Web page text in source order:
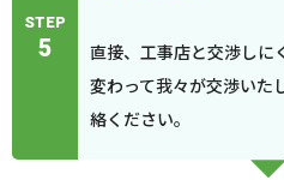
STEP
5
直接、工事店と交渉しに
変わって我々が交渉いた
絡ください。